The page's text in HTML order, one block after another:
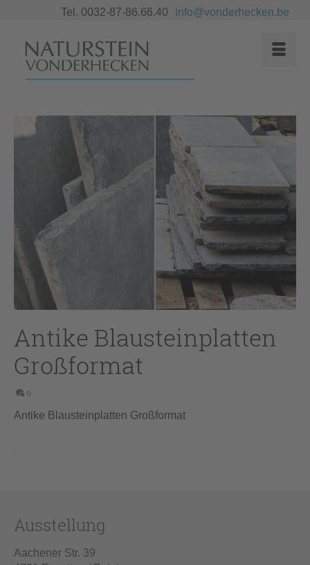
Tel. 0032-87-86.66.40 info@vonderhecken.be
Antike Blausteinplatten
Großformat
0
Antike Blausteinplatten Großformat
Ausstellung
Aachener Str. 39